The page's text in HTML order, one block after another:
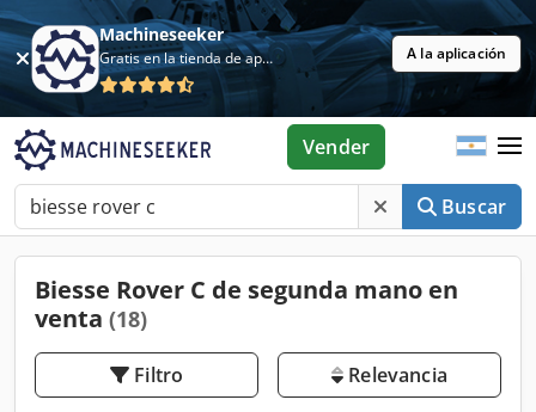
Machineseeker
Gratis en la tienda de aplicaciones A la aplicación
Buscar
Vender
Biesse Rover C de segunda mano en
venta (18)
Filtro Relevancia